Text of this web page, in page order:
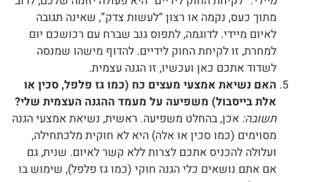
מתוך כעס, נקמה או רצון “לעשות צדק”, שאינה תגובה
לאיום מיידי. לדוגמה, לתפוס גנב שברח עם רכושכם יום
למחרת, זו לקיחת החוק לידיים. להדוף מישהו שמנסה
לשדוד אתכם כאן ועכשיו, זו הגנה עצמית.
האם נשיאת אמצעי מעצים כח (כמו גז פלפל, סכין או
אלת בייסבול) משפיעה על מעמד ההגנה העצמית שלי?
תשובה: אכן, בהחלט משפיעה. ראשית, נשיאת אמצעי הגנה
מסוימים (כמו סכין או אלה) היא לא חוקית מלכתחילה,
ועלולה להכניס אתכם לצרות ללא קשר לאיום. שנית, גם
אם אתם נושאים כלי הגנה חוקי (כמו גז פלפל), שימוש בו